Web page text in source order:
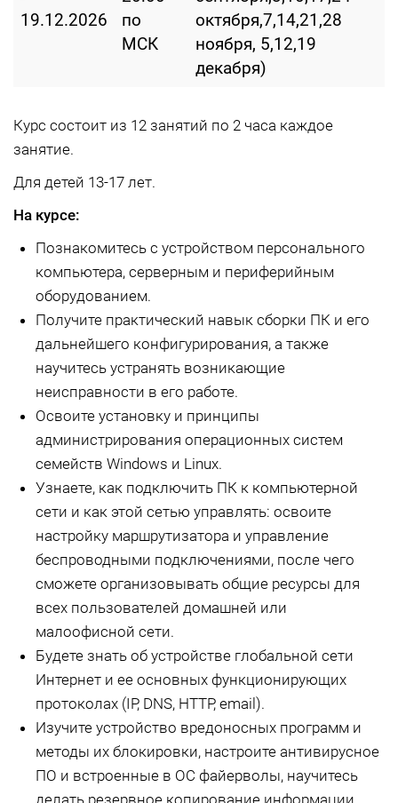
19.12.2026
по
МСК
октября,7,14,21,28
ноября, 5,12,19
декабря)
Курс состоит из 12 занятий по 2 часа каждое
занятие.
Для детей 13-17 лет.
На курсе:
Познакомитесь с устройством персонального
компьютера, серверным и периферийным
оборудованием.
Получите практический навык сборки ПК и его
дальнейшего конфигурирования, а также
научитесь устранять возникающие
неисправности в его работе.
Освоите установку и принципы
администрирования операционных систем
семейств Windows и Linux.
Узнаете, как подключить ПК к компьютерной
сети и как этой сетью управлять: освоите
настройку маршрутизатора и управление
беспроводными подключениями, после чего
сможете организовывать общие ресурсы для
всех пользователей домашней или
малоофисной сети.
Будете знать об устройстве глобальной сети
Интернет и ее основных функционирующих
протоколах (IP, DNS, HTTP, email).
Изучите устройство вредоносных программ и
методы их блокировки, настроите антивирусное
ПО и встроенные в ОС файерволы, научитесь
делать резервное копирование информации.